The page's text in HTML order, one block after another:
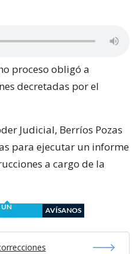
proceso obligó a
decretadas por el
Judicial, Berríos Pozas
para ejecutar un informe
a cargo de la
UN
AVÍSANOS